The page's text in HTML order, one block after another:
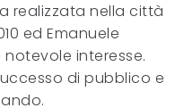
realizzata nella città
ed Emanuele
interesse.
di pubblico e